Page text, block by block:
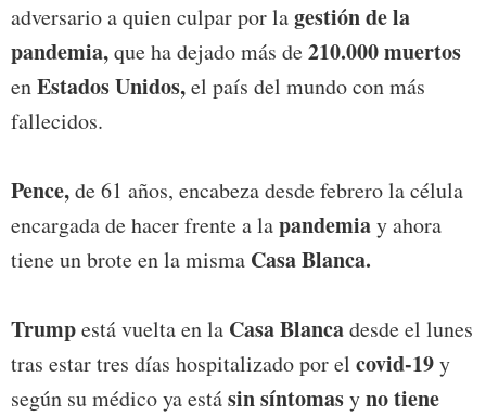
adversario a quien culpar por lagestión de la
pandemia,que ha dejado más de210.000 muertos
enEstados Unidos,el país del mundo con más
fallecidos.
Pence,de 61 años, encabeza desde febrero la célula
encargada de hacer frente a lapandemiay ahora
tiene un brote en la misma Casa Blanca.
Trumpestá vuelta en la Casa Blancadesde el lunes
tras estar tres días hospitalizado por el covid-19y
según su médico ya estásin síntomasyno tiene